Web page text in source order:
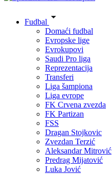
Fudbal
Domaći fudbal
Evropske lige
Evrokupovi
Saudi Pro liga
Reprezentacija
Transferi
Liga šampiona
Liga evrope
FK Crvena zvezda
FK Partizan
FSS
Dragan Stojkovic
Zvezdan Terzić
Aleksandar Mitrović
Predrag Mijatović
Luka Jović